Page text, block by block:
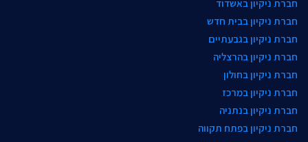
חברת ניקיון באשדוד
חברת ניקיון בבית חדש
חברת ניקיון בגבעתיים
חברת ניקיון בהרצליה
חברת ניקיון בחולון
חברת ניקיון במרכז
חברת ניקיון בנתניה
חברת ניקיון בפתח תקווה